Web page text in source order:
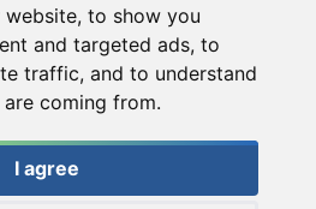
to show you
and targeted ads, to
traffic, and to understand
coming from.
I agree